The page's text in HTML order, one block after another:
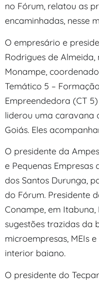
no Fórum, relatou as
encaminhadas, nesse
O empresário e
Rodrigues de
Monampe,
Temático 5 –
Empreendedora (CT
liderou uma caravana
Goiás. Eles
O presidente da
e Pequenas
dos Santos Durunga,
do Fórum. Presidente
Conampe, em
sugestões trazidas da
microempresas, MEIs
interior baiano.
O presidente do